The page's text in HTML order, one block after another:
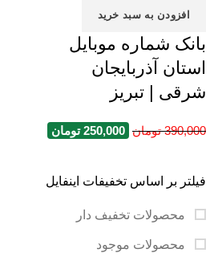
فیلتر بر اساس تخفیفات اینفایل
محصولات تخفیف دار
محصولات موجود
افزودن به سبد خرید
بانک شماره موبایل
استان آذربایجان
شرقی | تبریز
390,000 تومان 250,000 تومان